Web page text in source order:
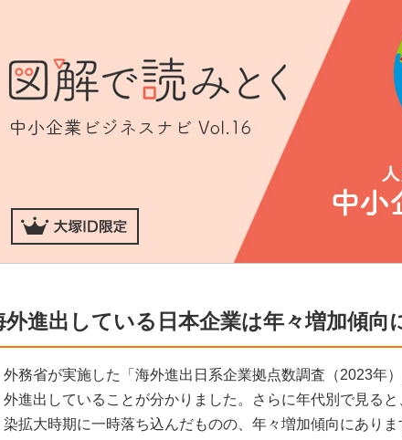
外進出している日本企業は年々増加傾向
外務省が実施した「海外進出日系企業拠点数調査（2023年
外進出していることが分かりました。さらに年代別で見る
染拡大時期に一時落ち込んだものの、年々増加傾向にありま